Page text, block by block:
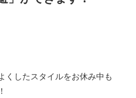
くしたスタイルをお休み中も